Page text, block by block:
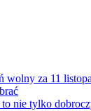
wolny za 11
nie tylko